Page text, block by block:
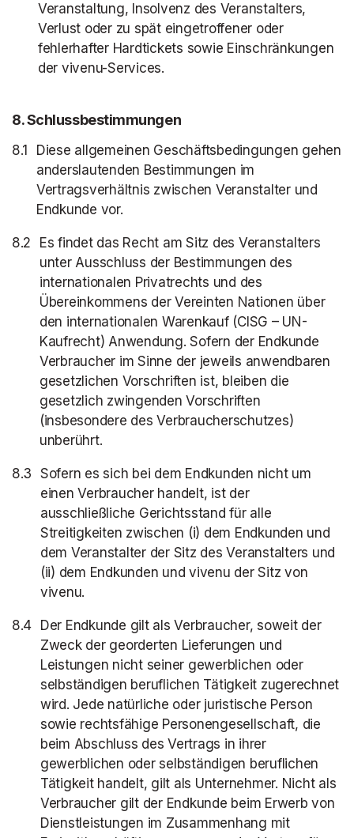
Veranstaltung, Insolvenz des Veranstalters,
Verlust oder zu spät eingetroffener oder
fehlerhafter Hardtickets sowie Einschränkungen
der vivenu-Services.
8. Schlussbestimmungen
Diese allgemeinen Geschäftsbedingungen gehen
anderslautenden Bestimmungen im
Vertragsverhältnis zwischen Veranstalter und
Endkunde vor.
Es findet das Recht am Sitz des Veranstalters
unter Ausschluss der Bestimmungen des
internationalen Privatrechts und des
Übereinkommens der Vereinten Nationen über
den internationalen Warenkauf (CISG – UN-
Kaufrecht) Anwendung. Sofern der Endkunde
Verbraucher im Sinne der jeweils anwendbaren
gesetzlichen Vorschriften ist, bleiben die
gesetzlich zwingenden Vorschriften
(insbesondere des Verbraucherschutzes)
unberührt.
Sofern es sich bei dem Endkunden nicht um
einen Verbraucher handelt, ist der
ausschließliche Gerichtsstand für alle
Streitigkeiten zwischen (i) dem Endkunden und
dem Veranstalter der Sitz des Veranstalters und
(ii) dem Endkunden und vivenu der Sitz von
vivenu.
Der Endkunde gilt als Verbraucher, soweit der
Zweck der georderten Lieferungen und
Leistungen nicht seiner gewerblichen oder
selbständigen beruflichen Tätigkeit zugerechnet
wird. Jede natürliche oder juristische Person
sowie rechtsfähige Personengesellschaft, die
beim Abschluss des Vertrags in ihrer
gewerblichen oder selbständigen beruflichen
Tätigkeit handelt, gilt als Unternehmer. Nicht als
Verbraucher gilt der Endkunde beim Erwerb von
Dienstleistungen im Zusammenhang mit